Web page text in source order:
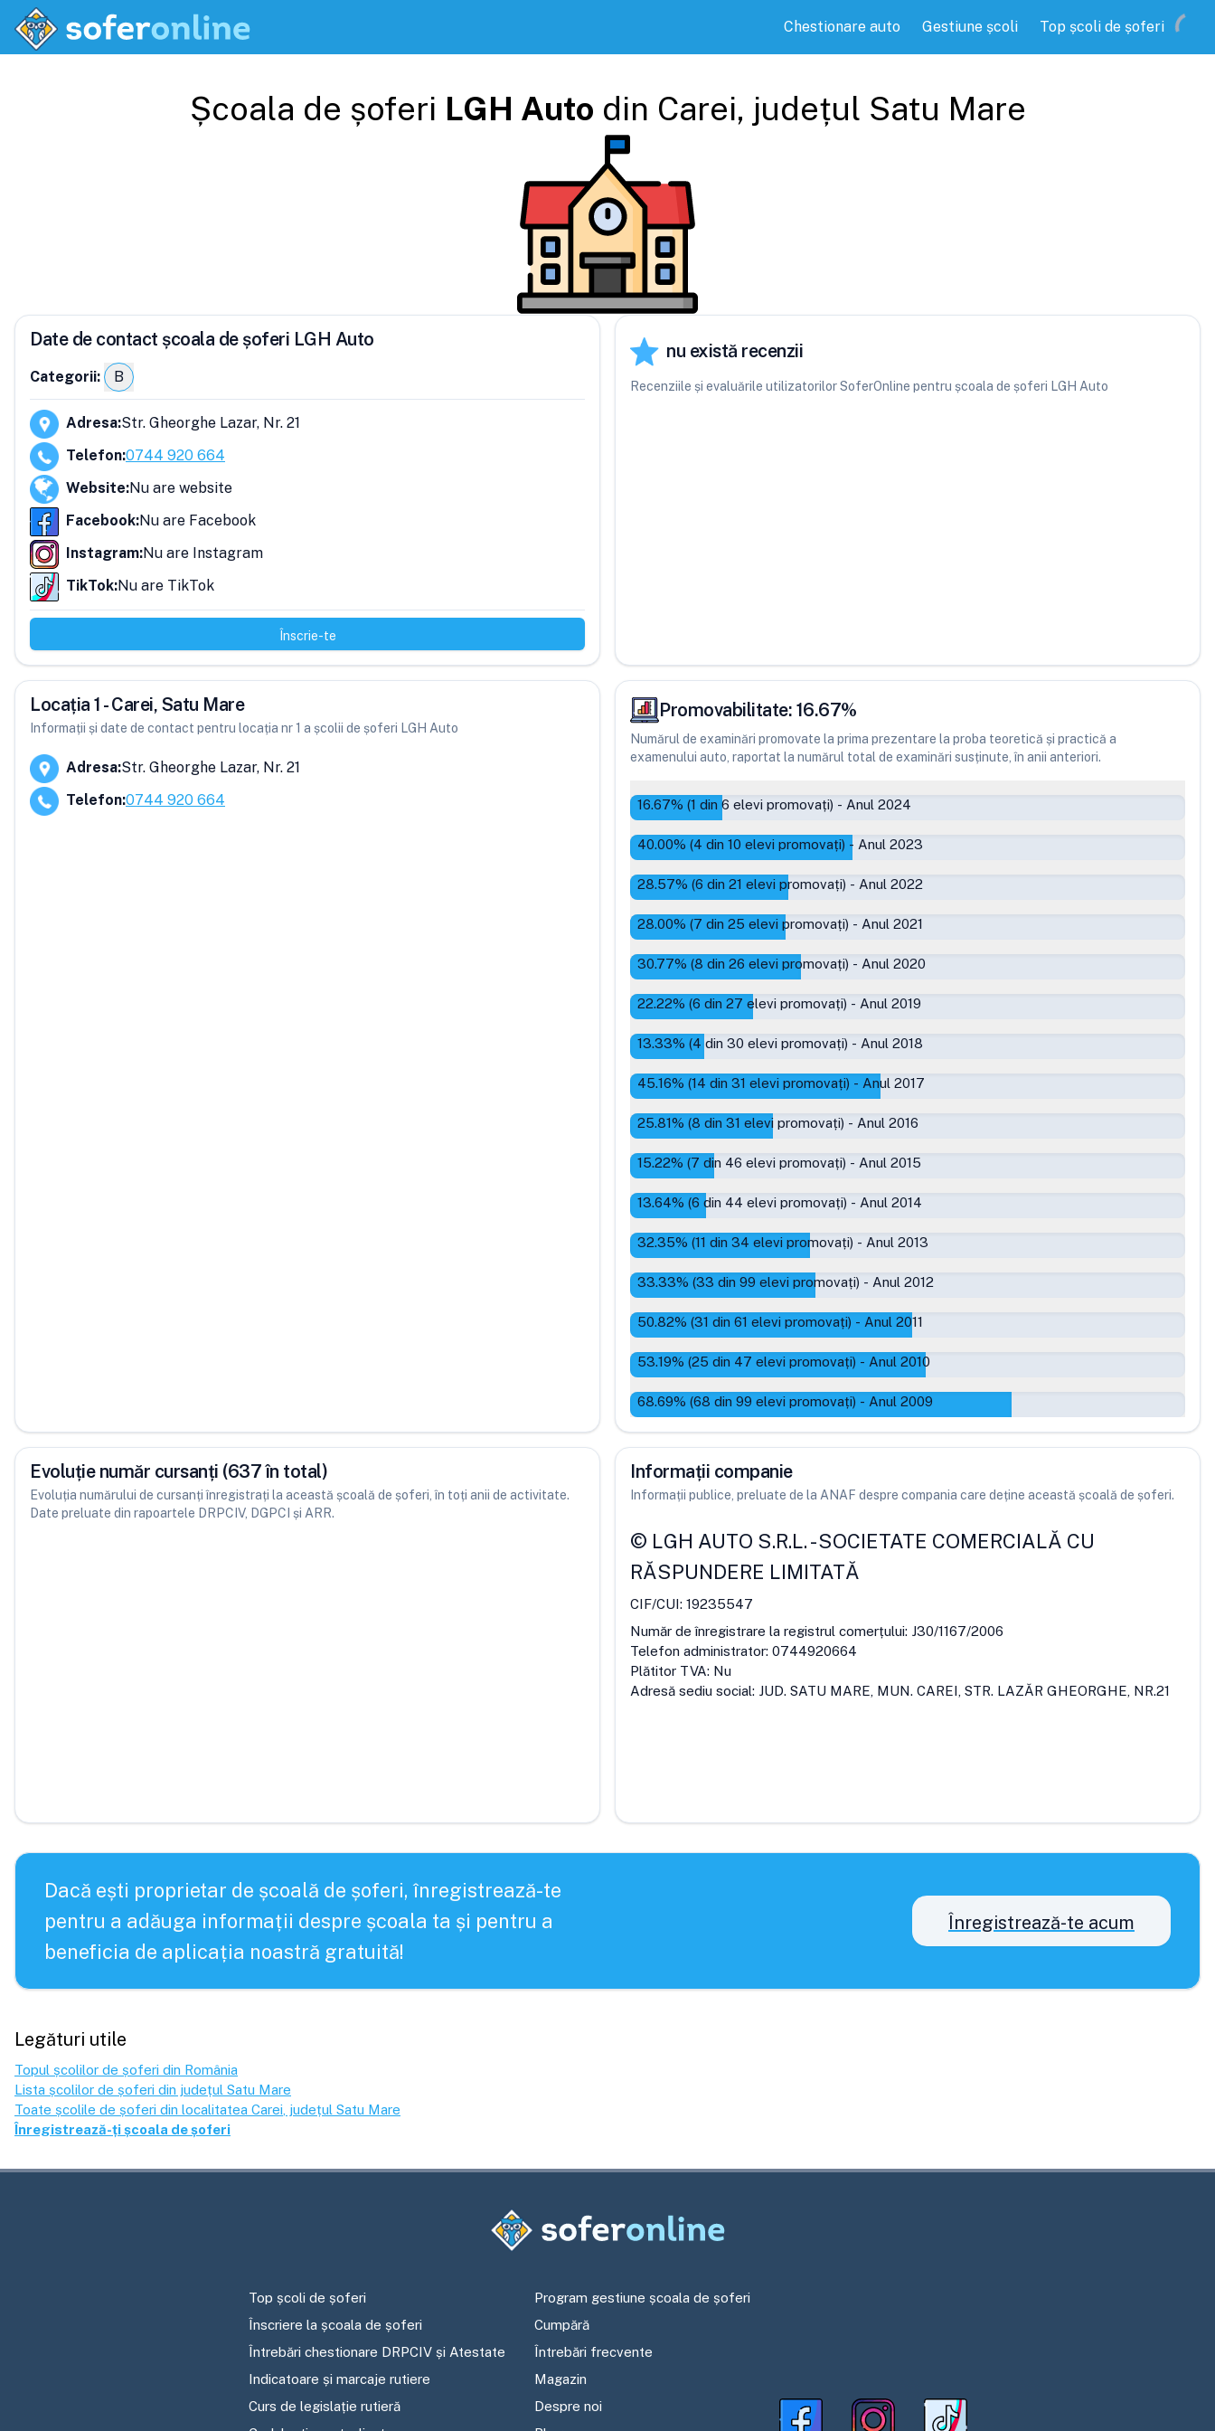
Chestionare auto Gestiune școli Top școli de șoferi
Școala de șoferi LGH Auto din Carei, județul Satu Mare
Date de contact școala de șoferi LGH Auto
Categorii: B
Adresa:Str. Gheorghe Lazar, Nr. 21
Telefon:0744 920 664
Website:Nu are website
Facebook:Nu are Facebook
Instagram:Nu are Instagram
TikTok:Nu are TikTok
Înscrie-te
nu există recenzii
Recenziile și evaluările utilizatorilor SoferOnline pentru școala de șoferi LGH Auto
Locația 1 - Carei, Satu Mare
Informații și date de contact pentru locația nr 1 a școlii de șoferi LGH Auto
Adresa:Str. Gheorghe Lazar, Nr. 21
Telefon:0744 920 664
Promovabilitate: 16.67%
Numărul de examinări promovate la prima prezentare la proba teoretică și practică a
examenului auto, raportat la numărul total de examinări susținute, în anii anteriori.
16.67% (1 din 6 elevi promovați) - Anul 2024
40.00% (4 din 10 elevi promovați) - Anul 2023
28.57% (6 din 21 elevi promovați) - Anul 2022
28.00% (7 din 25 elevi promovați) - Anul 2021
30.77% (8 din 26 elevi promovați) - Anul 2020
22.22% (6 din 27 elevi promovați) - Anul 2019
13.33% (4 din 30 elevi promovați) - Anul 2018
45.16% (14 din 31 elevi promovați) - Anul 2017
25.81% (8 din 31 elevi promovați) - Anul 2016
15.22% (7 din 46 elevi promovați) - Anul 2015
13.64% (6 din 44 elevi promovați) - Anul 2014
32.35% (11 din 34 elevi promovați) - Anul 2013
33.33% (33 din 99 elevi promovați) - Anul 2012
50.82% (31 din 61 elevi promovați) - Anul 2011
53.19% (25 din 47 elevi promovați) - Anul 2010
68.69% (68 din 99 elevi promovați) - Anul 2009
Evoluție număr cursanți (637 în total)
Evoluția numărului de cursanți înregistrați la această școală de șoferi, în toți anii de activitate.
Date preluate din rapoartele DRPCIV, DGPCI și ARR.
Informații companie
Informații publice, preluate de la ANAF despre compania care deține această școală de șoferi.
© LGH AUTO S.R.L.-SOCIETATE COMERCIALĂ CU
RĂSPUNDERE LIMITATĂ
CIF/CUI: 19235547
Număr de înregistrare la registrul comerțului: J30/1167/2006
Telefon administrator: 0744920664
Plătitor TVA: Nu
Adresă sediu social: JUD. SATU MARE, MUN. CAREI, STR. LAZĂR GHEORGHE, NR.21
Dacă ești proprietar de școală de șoferi, înregistrează-te
pentru a adăuga informații despre școala ta și pentru a
beneficia de aplicația noastră gratuită!
Înregistrează-te acum
Legături utile
Topul școlilor de șoferi din România
Lista școlilor de șoferi din județul Satu Mare
Toate școlile de șoferi din localitatea Carei , județul Satu Mare
Înregistrează-ți școala de șoferi
Top școli de șoferi
Înscriere la școala de șoferi
Întrebări chestionare DRPCIV și Atestate
Indicatoare și marcaje rutiere
Curs de legislație rutieră
Program gestiune școala de șoferi
Cumpără
Întrebări frecvente
Magazin
Despre noi